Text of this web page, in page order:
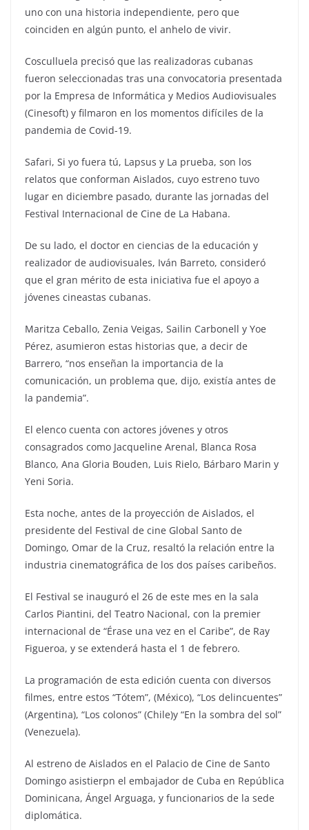
uno con una historia independiente, pero que
coinciden en algún punto, el anhelo de vivir.
Cosculluela precisó que las realizadoras cubanas
fueron seleccionadas tras una convocatoria presentada
por la Empresa de Informática y Medios Audiovisuales
(Cinesoft) y filmaron en los momentos difíciles de la
pandemia de Covid-19.
Safari, Si yo fuera tú, Lapsus y La prueba, son los
relatos que conforman Aislados, cuyo estreno tuvo
lugar en diciembre pasado, durante las jornadas del
Festival Internacional de Cine de La Habana.
De su lado, el doctor en ciencias de la educación y
realizador de audiovisuales, Iván Barreto, consideró
que el gran mérito de esta iniciativa fue el apoyo a
jóvenes cineastas cubanas.
Maritza Ceballo, Zenia Veigas, Sailin Carbonell y Yoe
Pérez, asumieron estas historias que, a decir de
Barrero, “nos enseñan la importancia de la
comunicación, un problema que, dijo, existía antes de
la pandemia”.
El elenco cuenta con actores jóvenes y otros
consagrados como Jacqueline Arenal, Blanca Rosa
Blanco, Ana Gloria Bouden, Luis Rielo, Bárbaro Marin y
Yeni Soria.
Esta noche, antes de la proyección de Aislados, el
presidente del Festival de cine Global Santo de
Domingo, Omar de la Cruz, resaltó la relación entre la
industria cinematográfica de los dos países caribeños.
El Festival se inauguró el 26 de este mes en la sala
Carlos Piantini, del Teatro Nacional, con la premier
internacional de “Érase una vez en el Caribe”, de Ray
Figueroa, y se extenderá hasta el 1 de febrero.
La programación de esta edición cuenta con diversos
filmes, entre estos “Tótem”, (México), “Los delincuentes”
(Argentina), “Los colonos” (Chile)y “En la sombra del sol”
(Venezuela).
Al estreno de Aislados en el Palacio de Cine de Santo
Domingo asistierpn el embajador de Cuba en República
Dominicana, Ángel Arguaga, y funcionarios de la sede
diplomática.